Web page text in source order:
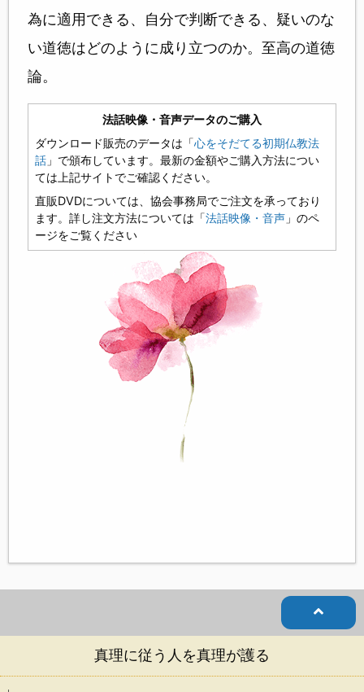
為に適用できる、自分で判断できる、疑いのな
い道徳はどのように成り立つのか。至高の道徳
論。
法話映像・音声データのご購入
ダウンロード販売のデータは「心をそだてる初期仏教法
話」で頒布しています。最新の金額やご購入方法につい
ては上記サイトでご確認ください。
直販DVDについては、協会事務局でご注文を承っており
ます。詳し注文方法については「法話映像・音声」のペ
ージをご覧ください
真理に従う人を真理が護る